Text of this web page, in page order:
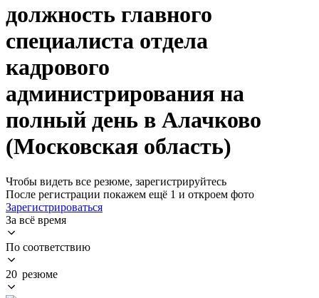
должность главного
специалиста отдела
кадрового
администрирования на
полный день в Алачково
(Московская область)
Чтобы видеть все резюме, зарегистрируйтесь
После регистрации покажем ещё 1 и откроем фото
Зарегистрироваться
За всё время
По соответствию
20 резюме